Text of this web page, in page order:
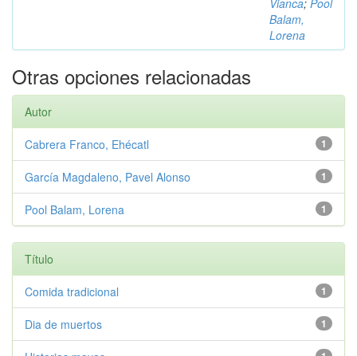
Vianca; Pool
Balam,
Lorena
Otras opciones relacionadas
Autor
1
Cabrera Franco, Ehécatl
1
García Magdaleno, Pavel Alonso
1
Pool Balam, Lorena
Título
1
Comida tradicional
1
Dia de muertos